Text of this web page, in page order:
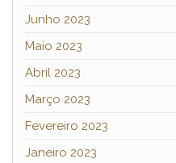
Junho 2023
Maio 2023
Abril 2023
Março 2023
Fevereiro 2023
Janeiro 2023